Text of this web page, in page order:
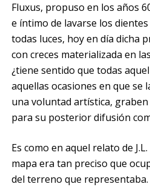
Fluxus, propuso en los años
e íntimo de lavarse los
todas luces, hoy en día dicha
con creces materializada en
¿tiene sentido que todas
aquellas ocasiones en que se
una voluntad artística, graben
para su posterior difusión
Es como en aquel relato de
mapa era tan preciso que
del terreno que